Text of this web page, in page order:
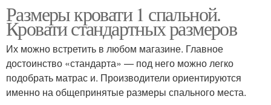
Размеры кровати 1 спальной.
Кровати стандартных размеров
Их можно встретить в любом магазине. Главное
достоинство «стандарта» — под него можно легко
подобрать матрас и. Производители ориентируются
именно на общепринятые размеры спального места.